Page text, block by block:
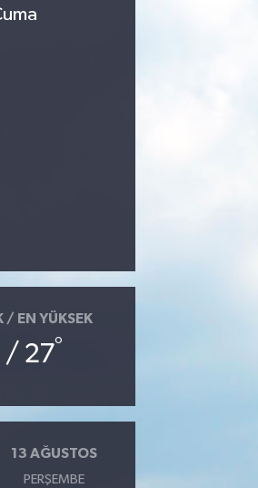
/ EN YÜKSEK
/ 27°
13 AĞUSTOS
PERŞEMBE